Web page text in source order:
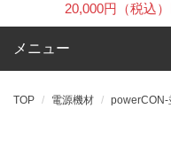
20,000円（税込
メニュー
TOP 電源機材 powerCON-